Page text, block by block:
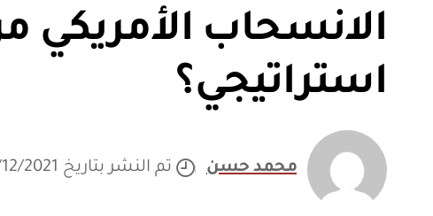
الانسحاب الأمريكي
استراتيجي؟
محمد حسن تم النشر بتاريخ 21/12/2021